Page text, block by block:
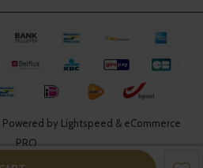
by Lightspeed & eCommerce
PRO